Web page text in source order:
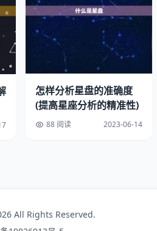
望能够与对方建立更详细的联
常广泛。他们可以从天气、体
展开话题，让对方感到非常有趣
愉快。
怎样分析星盘的准确度
(提高星座分析的精准性)
88 阅读 2023-06-14
All Rights Reserved.